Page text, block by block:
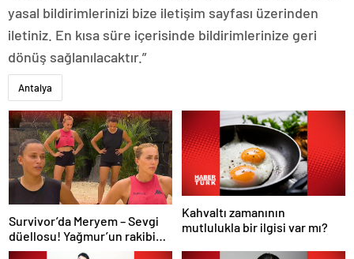
yasal bildirimlerinizi bize iletişim sayfası üzerinden
iletiniz. En kısa süre içerisinde bildirimlerinize geri
dönüş sağlanılacaktır.”
Antalya
Survivor’da Meryem – Sevgi
düellosu! Yağmur’un rakibi
belli oldu
Kahvaltı zamanının
mutlulukla bir ilgisi var mı?